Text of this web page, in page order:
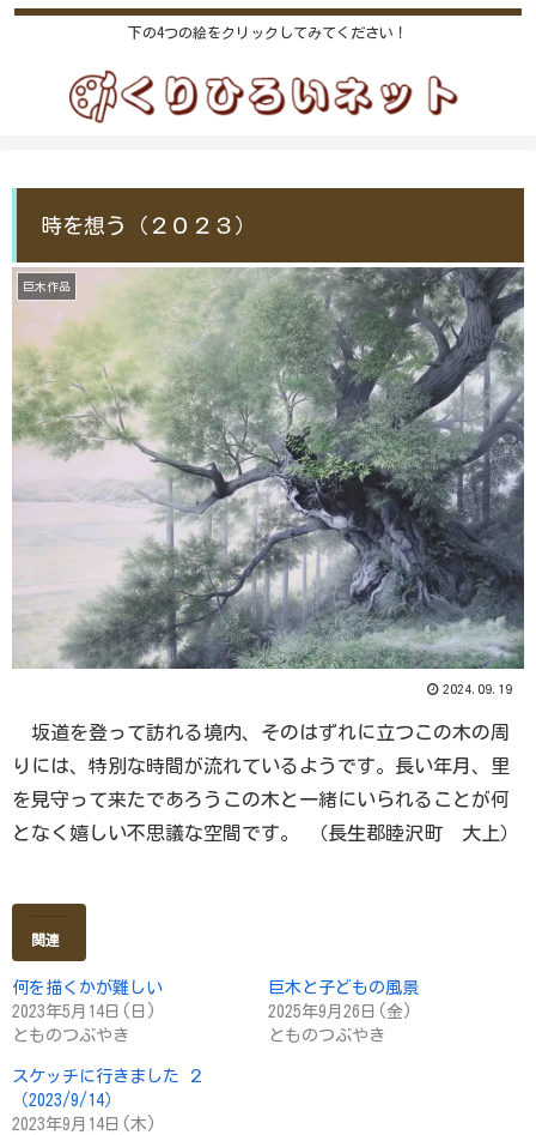
下の4つの絵をクリックしてみてください！
時を想う（２０２３）
巨木作品
2024.09.19
坂道を登って訪れる境内、そのはずれに立つこの木の周
りには、特別な時間が流れているようです。長い年月、里
を見守って来たであろうこの木と一緒にいられることが何
となく嬉しい不思議な空間です。 （長生郡睦沢町 大上）
関連
何を描くかが難しい
2023年5月14日(日)
とものつぶやき
巨木と子どもの風景
2025年9月26日(金)
とものつぶやき
スケッチに行きました ２
（2023/9/14）
2023年9月14日(木)